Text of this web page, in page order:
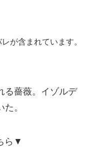
が含まれています。
る薔薇。イゾルデ
。
ら▼